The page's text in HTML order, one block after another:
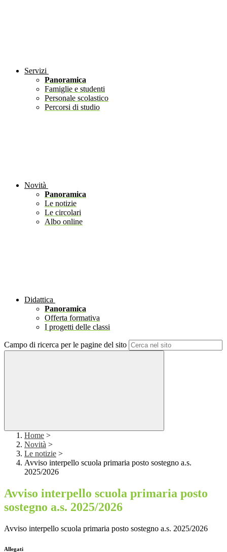
Servizi
Panoramica
Famiglie e studenti
Personale scolastico
Percorsi di studio
Novità
Panoramica
Le notizie
Le circolari
Albo online
Didattica
Panoramica
Offerta formativa
I progetti delle classi
Campo di ricerca per le pagine del sito
Home >
Novità >
Le notizie >
Avviso interpello scuola primaria posto sostegno a.s.
2025/2026
Avviso interpello scuola primaria posto
sostegno a.s. 2025/2026
Avviso interpello scuola primaria posto sostegno a.s. 2025/2026
Allegati